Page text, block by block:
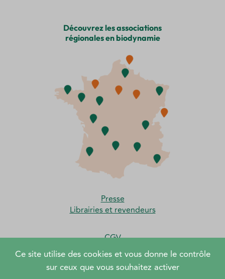
Ce site utilise des cookies et vous donne le contrôle
sur ceux que vous souhaitez activer
Découvrez les associations
régionales en biodynamie
Presse
Librairies et revendeurs
CGV
Moyens de paiement et frais de port